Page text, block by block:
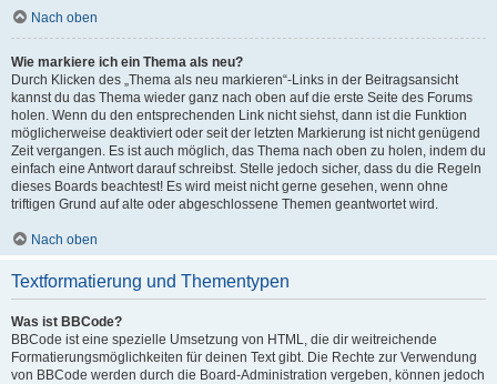
Nach oben
Wie markiere ich ein Thema als neu?
Durch Klicken des „Thema als neu markieren“-Links in der Beitragsansicht
kannst du das Thema wieder ganz nach oben auf die erste Seite des Forums
holen. Wenn du den entsprechenden Link nicht siehst, dann ist die Funktion
möglicherweise deaktiviert oder seit der letzten Markierung ist nicht genügend
Zeit vergangen. Es ist auch möglich, das Thema nach oben zu holen, indem du
einfach eine Antwort darauf schreibst. Stelle jedoch sicher, dass du die Regeln
dieses Boards beachtest! Es wird meist nicht gerne gesehen, wenn ohne
triftigen Grund auf alte oder abgeschlossene Themen geantwortet wird.
Nach oben
Textformatierung und Thementypen
Was ist BBCode?
BBCode ist eine spezielle Umsetzung von HTML, die dir weitreichende
Formatierungsmöglichkeiten für deinen Text gibt. Die Rechte zur Verwendung
von BBCode werden durch die Board-Administration vergeben, können jedoch